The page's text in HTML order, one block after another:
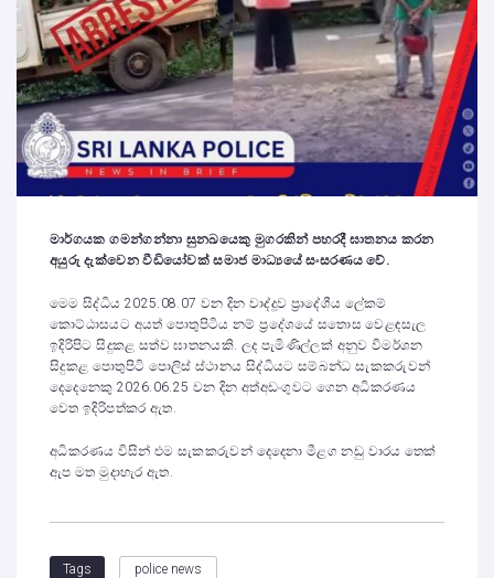
මාර්ගයක ගමන්ගන්නා සුනඛයෙකු මුගරකින් පහරදී ඝාතනය කරන
අයුරු දැක්වෙන වීඩියෝවක් සමාජ මාධ්‍යයේ සංසරණය වේ.
මෙම සිද්ධිය 2025.08.07 වන දින වාද්දූව ප්‍රාදේශීය ලේකම්
කොට්ඨාසයට අයත් පොතුපිටිය නම් ප්‍රදේශයේ සතොස වෙළඳසැල
ඉදිරිපිට සිදුකළ සත්ව ඝාතනයකි. ලද පැමිණිල්ලක් අනුව විමර්ශන
සිදුකළ පොතුපිටි පොලිස් ස්ථානය සිද්ධියට සම්බන්ධ සැකකරුවන්
දෙදෙනෙකු 2026.06.25 වන දින අත්අඩංගුවට ගෙන අධිකරණය
වෙත ඉදිරිපත්කර ඇත.
අධිකරණය විසින් එම සැකකරුවන් දෙදෙනා මීළග නඩු වාරය තෙක්
ඇප මත මුදාහැර ඇත.
Tags police news